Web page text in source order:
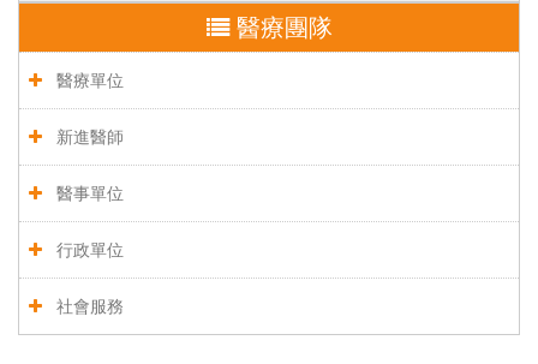
醫療團隊
醫療單位
新進醫師
醫事單位
行政單位
社會服務